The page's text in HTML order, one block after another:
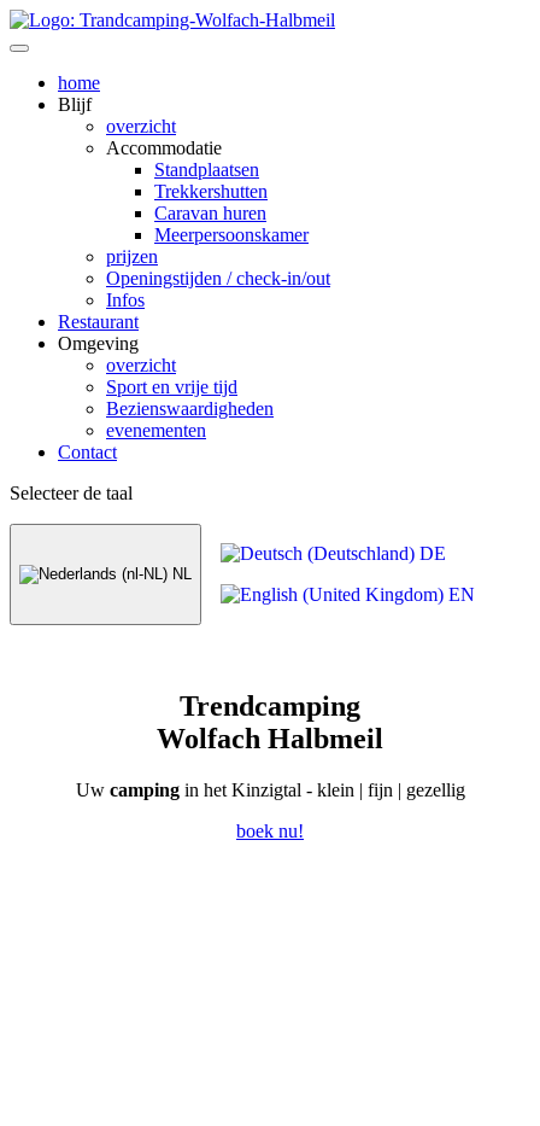
home
Blijf
overzicht
Accommodatie
Standplaatsen
Trekkershutten
Caravan huren
Meerpersoonskamer
prijzen
Openingstijden / check-in/out
Infos
Restaurant
Omgeving
overzicht
Sport en vrije tijd
Bezienswaardig­heden
evenementen
Contact
Selecteer de taal
NL
DE
EN
Trendcamping
Wolfach Halbmeil
Uw camping in het Kinzigtal - klein | fijn | gezellig
boek nu!